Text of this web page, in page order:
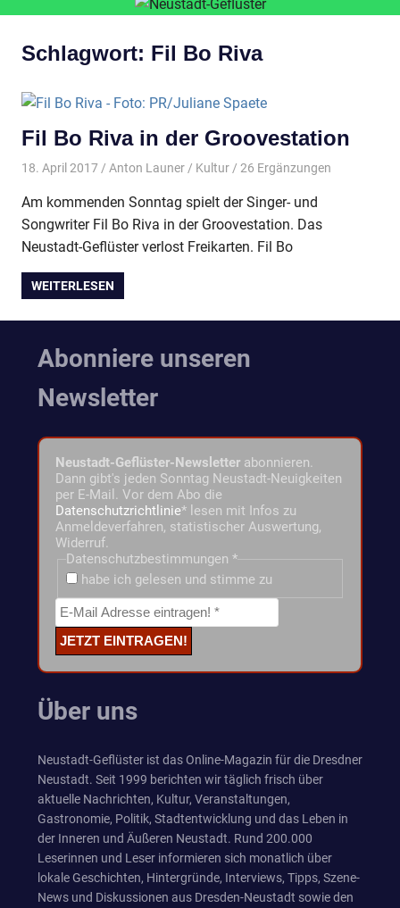
Schlagwort: Fil Bo Riva
Fil Bo Riva in der Groovestation
18. April 2017 Anton Launer Kultur/ 26 Ergänzungen
Am kommenden Sonntag spielt der Singer- und
Songwriter Fil Bo Riva in der Groovestation. Das
Neustadt-Geflüster verlost Freikarten. Fil Bo
WEITERLESEN
Abonniere unseren
Newsletter
Neustadt-Geflüster-Newsletter abonnieren.
Dann gibt's jeden Sonntag Neustadt-Neuigkeiten
per E-Mail. Vor dem Abo die
Datenschutzrichtlinie* lesen mit Infos zu
Anmeldeverfahren, statistischer Auswertung,
Widerruf.
Datenschutzbestimmungen *
habe ich gelesen und stimme zu
Über uns
Neustadt-Geflüster ist das Online-Magazin für die Dresdner
Neustadt. Seit 1999 berichten wir täglich frisch über
aktuelle Nachrichten, Kultur, Veranstaltungen,
Gastronomie, Politik, Stadtentwicklung und das Leben in
der Inneren und Äußeren Neustadt. Rund 200.000
Leserinnen und Leser informieren sich monatlich über
lokale Geschichten, Hintergründe, Interviews, Tipps, Szene-
News und Diskussionen aus Dresden-Neustadt sowie den